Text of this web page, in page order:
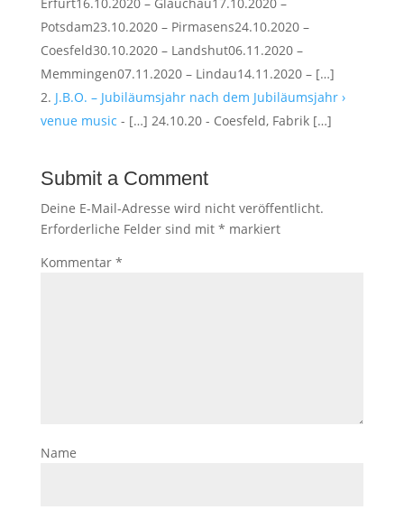
Potsdam23.10.2020 – Pirmasens24.10.2020 –
Coesfeld30.10.2020 – Landshut06.11.2020 –
Memmingen07.11.2020 – Lindau14.11.2020 – […]
J.B.O. – Jubiläumsjahr nach dem Jubiläumsjahr ›
venue music - […] 24.10.20 - Coesfeld, Fabrik […]
Submit a Comment
Deine E-Mail-Adresse wird nicht veröffentlicht.
Erforderliche Felder sind mit * markiert
Kommentar *
Name